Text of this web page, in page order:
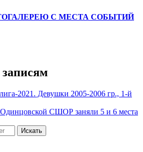
С МЕСТА СОБЫТИЙ
2021. Девушки 2005-2006 гр., 1-й
СШОР заняли 5 и 6 места